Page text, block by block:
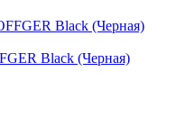
Black (Черная)